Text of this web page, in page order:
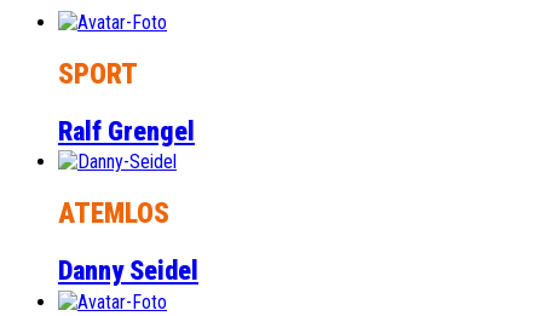
SPORT
Ralf Grengel
ATEMLOS
Danny Seidel